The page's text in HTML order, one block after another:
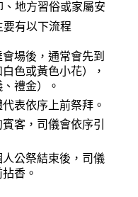
地方習俗或家屬安
有以下流程
場後，通常會先到
色或黃色小花），
禮金）。
表依序上前祭拜。
客，司儀會依序引
公祭結束後，司儀
香。